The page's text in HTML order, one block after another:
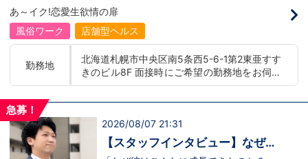
00 yenLanguage allowance introduced
More preferential for those who are fluen
t in 3 or more languages인바운드 대책 철
저 공략무조건 월급 40만엔부터 시작!어
底的入站策略無條件月薪 400,000 日圓起
推出語言津貼能說至少三種語言者優先
あ～イク!恋愛生欲情の扉
風俗ワーク
店舗型ヘルス
勤務地
北海道札幌市中央区南5条西5-6-1第2東亜すす
きのビル8F 面接時にご希望の勤務地をお伺い
し、配属店舗を決定いたします。 入社後の転
■横浜エリア：神奈川県横浜市中区 ・京急線
黄金町駅、日ノ出町駅 ・市営地下鉄阪東橋
駅、伊勢佐木長者町駅 ・JR横浜線関内駅 ■札
急募！
2026/08/07 21:31
【スタッフインタビュー】なぜ彼